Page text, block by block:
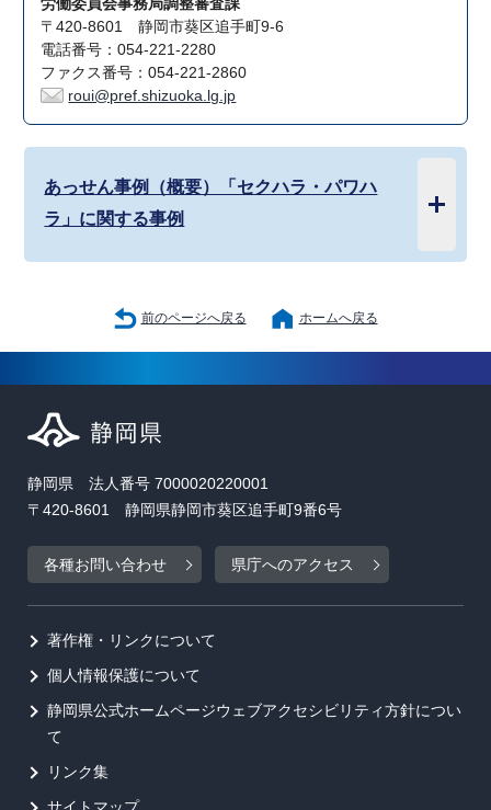
労働委員会事務局調整審査課
〒420-8601 静岡市葵区追手町9-6
電話番号：054-221-2280
ファクス番号：054-221-2860
roui@pref.shizuoka.lg.jp
あっせん事例（概要）「セクハラ・パワハ
ラ」に関する事例
前のページへ戻る ホームへ戻る
静岡県 法人番号 7000020220001
〒420-8601 静岡県静岡市葵区追手町9番6号
各種お問い合わせ 県庁へのアクセス
著作権・リンクについて
個人情報保護について
静岡県公式ホームページウェブアクセシビリティ方針につい
て
リンク集